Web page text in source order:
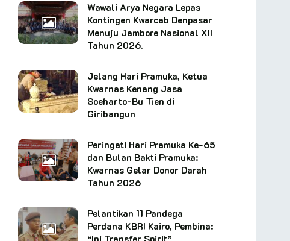
Wawali Arya Negara Lepas
Kontingen Kwarcab Denpasar
Menuju Jambore Nasional XII
Tahun 2026.
Jelang Hari Pramuka, Ketua
Kwarnas Kenang Jasa
Soeharto-Bu Tien di
Giribangun
Peringati Hari Pramuka Ke-65
dan Bulan Bakti Pramuka:
Kwarnas Gelar Donor Darah
Tahun 2026
Pelantikan 11 Pandega
Perdana KBRI Kairo, Pembina:
“Ini Transfer Spirit”